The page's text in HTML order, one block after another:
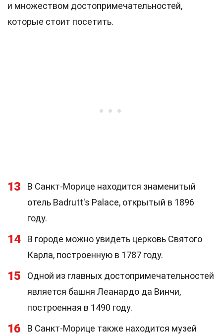
и множеством достопримечательностей,
которые стоит посетить.
13
В Санкт-Морице находится знаменитый
отель Badrutt's Palace, открытый в 1896
году.
14
В городе можно увидеть церковь Святого
Карла, построенную в 1787 году.
15
Одной из главных достопримечательностей
является башня Леанардо да Винчи,
построенная в 1490 году.
16
В Санкт-Морице также находится музей